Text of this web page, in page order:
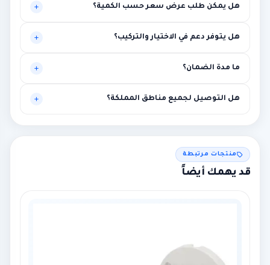
هل يمكن طلب عرض سعر حسب الكمية؟
هل يتوفر دعم في الاختيار والتركيب؟
ما مدة الضمان؟
هل التوصيل لجميع مناطق المملكة؟
منتجات مرتبطة
قد يهمك أيضاً